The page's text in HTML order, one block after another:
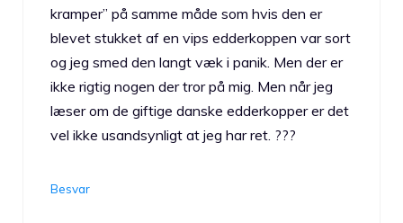
kramper” på samme måde som hvis den er
blevet stukket af en vips edderkoppen var sort
og jeg smed den langt væk i panik. Men der er
ikke rigtig nogen der tror på mig. Men når jeg
læser om de giftige danske edderkopper er det
vel ikke usandsynligt at jeg har ret. ???
Besvar